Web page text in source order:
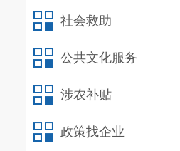
社会救助
公共文化服务
涉农补贴
政策找企业